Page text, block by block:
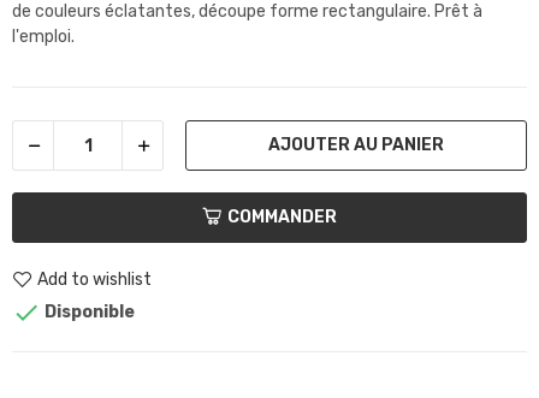
de couleurs éclatantes, découpe forme rectangulaire. Prêt à
l'emploi.
AJOUTER AU PANIER
COMMANDER
Add to wishlist
 Disponible